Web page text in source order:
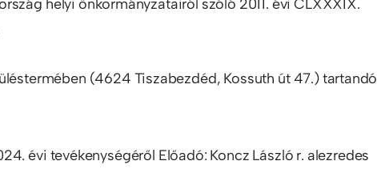
helyi önkormányzatairól szóló 2011. évi CLXXXIX.
(4624 Tiszabezdéd, Kossuth út 47.) tartandó
évi tevékenységéről Előadó: Koncz László r. alezredes